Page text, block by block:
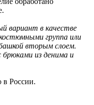
вариант в качестве
группа или
вторым слоем.
брюками из денима и
в России.